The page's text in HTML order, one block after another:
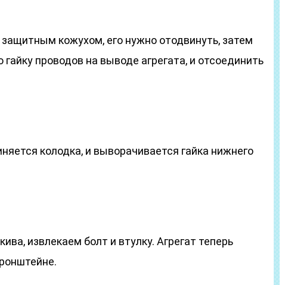
кожухом, его нужно отодвинуть, затем
проводов на выводе агрегата, и отсоединить
колодка, и выворачивается гайка нижнего
извлекаем болт и втулку. Агрегат теперь